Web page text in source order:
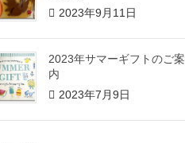
2023年9月11日
2023年サマーギフトのご案
内
2023年7月9日